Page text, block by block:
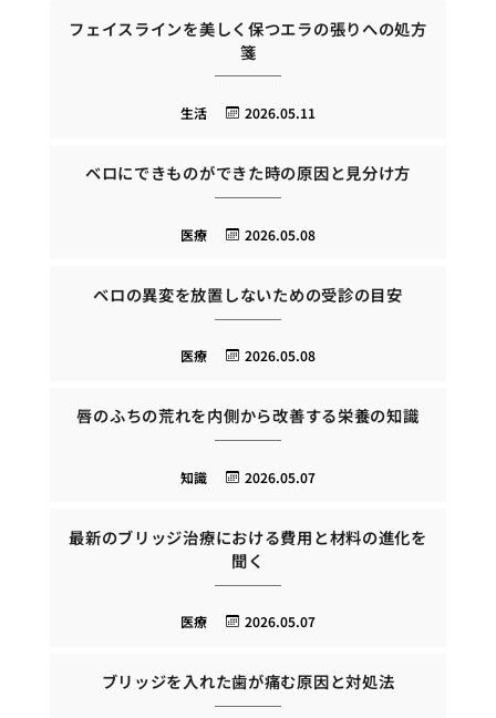
フェイスラインを美しく保つエラの張りへの処方
箋
2026.05.11
生活
ベロにできものができた時の原因と見分け方
2026.05.08
医療
ベロの異変を放置しないための受診の目安
2026.05.08
医療
唇のふちの荒れを内側から改善する栄養の知識
2026.05.07
知識
最新のブリッジ治療における費用と材料の進化を
聞く
2026.05.07
医療
ブリッジを入れた歯が痛む原因と対処法